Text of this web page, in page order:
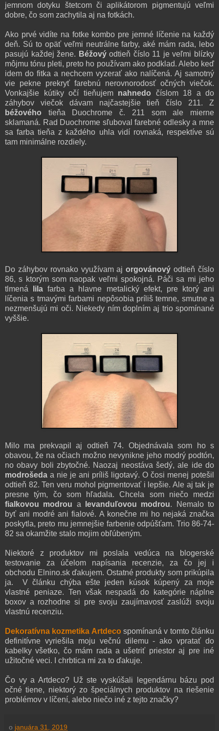
jemnom dotyku štetcom či aplikátorom pigmentujú veľmi
dobre, čo som zachytila aj na fotkách.
Ako prvé vidíte na fotke kombo pre jemné líčenie na každý
deň. Sú to opäť veľmi neutrálne farby, aké mám rada, lebo
pasujú každej žene. Béžovýodtieň číslo 11 je veľmi blízky
môjmu tónu pleti, preto ho používam ako podklad. Alebo keď
idem do fitka a nechcem vyzerať ako nalíčená. Aj samotný
vie pekne prekryť farebnú nerovnorodosť očných viečok.
Vonkajšie kútiky očí tieňujem nahnedo číslom 18 a do
záhybov viečok dávam najčastejšie tieň číslo 211. Z
béžového tieňa Duochrome č. 211 som ale mierne
sklamaná. Rad Duochrome sľuboval farebné odlesky a mne
sa farba tieňa z každého uhla vidí rovnaká, respektíve sú
tam minimálne rozdiely.
Do záhybov rovnako využívam ajorgovánovýodtieň číslo
86, s ktorým som naopak veľmi spokojná. Páči sa mi jeho
tlmená
lila farba a hlavne metalický efekt, pre ktorý ani
líčenia s tmavými farbami nepôsobia príliš temne, smutne a
nezmenšujú mi oči. Niekedy ním doplním aj trio spomínané
vyššie.
Milo ma prekvapil aj odtieň 74. Objednávala som ho s
obavou, že na očiach možno nevynikne jeho modrý podtón,
no obavy boli zbytočné. Naozaj neostáva šedý, ale ide do
modrošeda a nie je ani príliš ligotavý. O čosi menej potešil
odtieň 82. Ten veru mohol pigmentovať i lepšie. Ale aj tak je
presne tým, čo som hľadala. Chcela som niečo medzi
fialkovou modrou a levanduľovou modrou. Nemalo to
byť ani modré ani fialové. A konečne mi ho nejaká značka
poskytla, preto mu jemnejšie farbenie odpúšťam. Trio 86-74-
82 sa okamžite stalo mojim obľúbeným.
Niektoré z produktov mi poslala vedúca na blogerské
testovanie za účelom napísania recenzie, za čo jej i
obchodu Elnino.sk ďakujem. Ostatné produkty som prikúpila
ja. V článku chýba ešte jeden kúsok kúpený za moje
vlastné peniaze. Ten však nespadá do kategórie náplne
boxov a rozhodne si pre svoju zaujímavosť zaslúži svoju
vlastnú recenziu.
Dekoratívna kozmetika Artdecospomínaná v tomto článku
definitívne vyriešila moju večnú dilemu - ako vpratať do
kabelky všetko, čo mám rada a ušetriť priestor aj pre iné
užitočné veci. I chrbtica mi za to ďakuje.
Čo vy a Artdeco? Už ste vyskúšali legendárnu bázu pod
očné tiene, niektorý zo špeciálnych produktov na riešenie
problémov v líčení, alebo niečo iné z tejto značky?
o januára 31, 2019